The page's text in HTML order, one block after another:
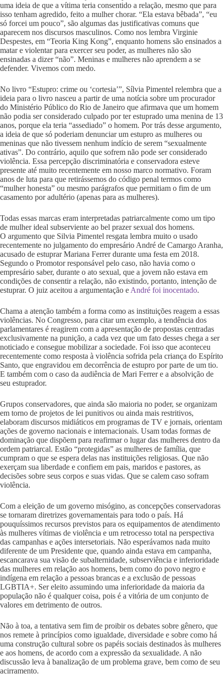
uma ideia de que a vítima teria consentido a relação, mesmo que para
isso tenham agredido, feito a mulher chorar. “Ela estava bêbada”, “eu
só forcei um pouco”, são algumas das justificativas comuns que
aparecem nos discursos masculinos. Como nos lembra Virginie
Despestes, em “Teoria King Kong”, enquanto homens são ensinados a
matar e violentar para exercer seu poder, as mulheres não são
ensinadas a dizer “não”. Meninas e mulheres não aprendem a se
defender. Vivemos com medo.
No livro “Estupro: crime ou ‘cortesia’”, Sílvia Pimentel relembra que a
ideia para o livro nasceu a partir de uma notícia sobre um procurador
do Ministério Público do Rio de Janeiro que afirmava que um homem
não podia ser considerado culpado por ter estuprado uma menina de 13
anos, porque ela teria “assediado” o homem. Por trás desse argumento,
a ideia de que só poderiam denunciar um estupro as mulheres ou
meninas que não tivessem nenhum indício de serem “sexualmente
ativas”. Do contrário, aquilo que sofrem não pode ser considerado
violência. Essa percepção discriminatória e conservadora esteve
presente até muito recentemente em nosso marco normativo. Foram
anos de luta para que retirássemos do código penal termos como
“mulher honesta” ou mesmo parágrafos que permitiam o fim de um
casamento por adultério (apenas para as mulheres).
Todas essas marcas eram interpretadas patriarcalmente como um tipo
de mulher ideal subserviente ao bel prazer sexual dos homens.
O argumento que Silvia Pimentel resgata lembra muito o usado
recentemente no julgamento do empresário André de Camargo Aranha,
acusado de estuprar Mariana Ferrer durante uma festa em 2018.
Segundo o Promotor responsável pelo caso, não havia como o
empresário saber, durante o ato sexual, que a jovem não estava em
condições de consentir a relação, não existindo, portanto, intenção de
estuprar. O juiz aceitou a argumentação e André foi inocentado.
Chama a atenção também a forma como as instituições reagem a essas
violências. No Congresso, para citar um exemplo, a tendência dos
parlamentares é reagirem com a apresentação de propostas centradas
exclusivamente na punição, a cada vez que um fato desses chega a ser
noticiado e consegue mobilizar a sociedade. Foi isso que aconteceu
recentemente como resposta à violência sofrida pela criança do Espírito
Santo, que engravidou em decorrência de estupro por parte de um tio.
E também com o caso da audiência de Mari Ferrer e a absolvição de
seu estuprador.
Grupos conservadores, que ainda são maioria no poder, se organizam
em torno de projetos de lei punitivos ou ainda mais restritivos,
elaboram discursos midiáticos em programas de TV e jornais, orientam
ações de governo nacionais e internacionais. Usam todas formas de
dominação que dispõem para reafirmar o lugar das mulheres dentro da
ordem patriarcal. Estão “protegidas” as mulheres de família, que
cumpram o que se espera delas nas instituições religiosas. Que não
exerçam sua liberdade e confiem em pais, maridos e pastores, as
decisões sobre seus corpos e suas vidas. Que se calem caso sofram
violência.
Com a eleição de um governo misógino, as concepções conservadoras
se tornaram diretrizes governamentais para todo o país. Há
pouquíssimos recursos previstos para os equipamentos de atendimento
às mulheres vítimas de violência e um retrocesso total na perspectiva
das campanhas e ações intersetoriais. Não esperávamos nada muito
diferente de um Presidente que, quando ainda estava em campanha,
escancarava sua visão de subalternidade, subserviência e inferioridade
das mulheres em relação aos homens, bem como do povo negro e
indígena em relação a pessoas brancas e a exclusão de pessoas
LGBTIA+. Ser eleito assumindo uma inferioridade da maioria da
população não é qualquer coisa, pois é a vitória de um conjunto de
valores em detrimento de outros.
Não à toa, a tentativa sem fim de proibir os debates sobre gênero, que
nos remete à princípios como igualdade, diversidade e sobre como há
uma construção cultural sobre os papéis sociais destinados às mulheres
e aos homens, de acordo com a expressão da sexualidade. A não
discussão leva à banalização de um problema grave, bem como de seu
acirramento.